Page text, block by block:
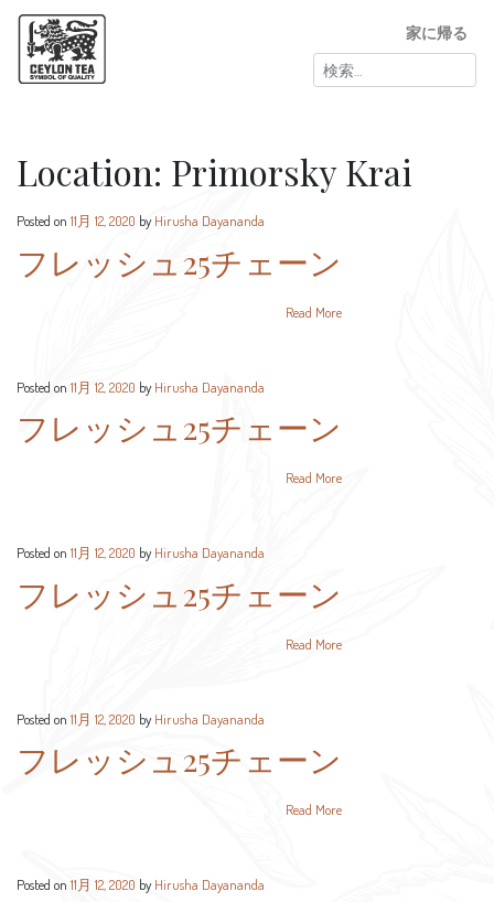
検
索:
家に帰る
Location: Primorsky Krai
Posted on 11月 12, 2020 by Hirusha Dayananda
フレッシュ25チェーン
Read More
Posted on 11月 12, 2020 by Hirusha Dayananda
フレッシュ25チェーン
Read More
Posted on 11月 12, 2020 by Hirusha Dayananda
フレッシュ25チェーン
Read More
Posted on 11月 12, 2020 by Hirusha Dayananda
フレッシュ25チェーン
Read More
Posted on 11月 12, 2020 by Hirusha Dayananda